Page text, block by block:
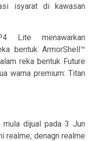
isyarat di kawasan
Lite menawarkan
bentuk ArmorShell™
reka bentuk Future
warna premium: Titan
dijual pada 3 Jun
realme, denagn realme